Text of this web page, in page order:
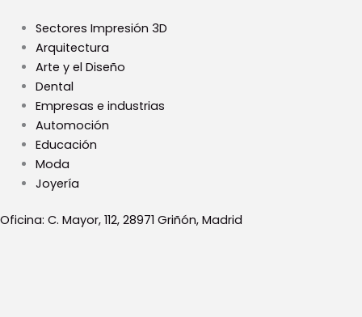
Sectores Impresión 3D
Arquitectura
Arte y el Diseño
Dental
Empresas e industrias
Automoción
Educación
Moda
Joyería
Oficina: C. Mayor, 112, 28971 Griñón, Madrid